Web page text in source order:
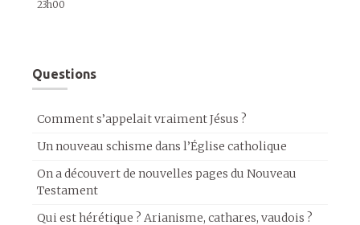
23h00
Questions
Comment s’appelait vraiment Jésus ?
Un nouveau schisme dans l’Église catholique
On a découvert de nouvelles pages du Nouveau
Testament
Qui est hérétique ? Arianisme, cathares, vaudois ?